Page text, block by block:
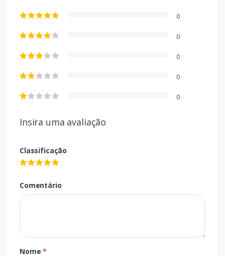
0
0
0
0
0
Insira uma avaliação
Classificação
Comentário
Nome*